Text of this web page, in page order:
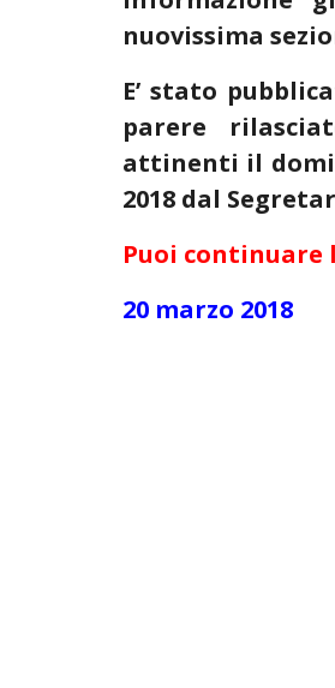
nuovissima
E’ stato
parere
attinenti il
2018 dal
Puoi continuare
20 marzo 2018